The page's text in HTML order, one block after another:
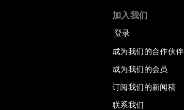
加入我们
登录
成为我们的合作伙伴
成为我们的会员
订阅我们的新闻稿
联系我们